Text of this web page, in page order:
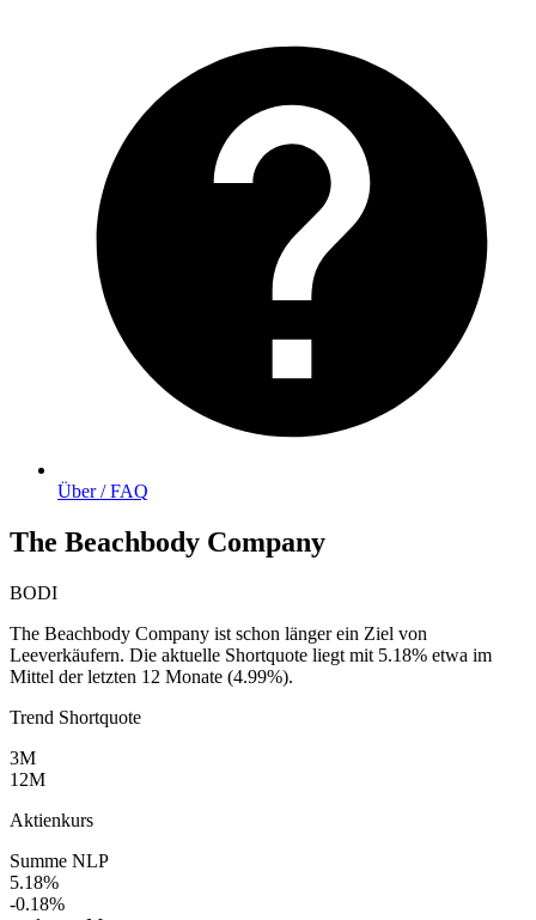
Über / FAQ
The Beachbody Company
BODI
The Beachbody Company ist schon länger ein Ziel von
Leeverkäufern. Die aktuelle Shortquote liegt mit 5.18% etwa im
Mittel der letzten 12 Monate (4.99%).
Trend Shortquote
3M
12M
Aktienkurs
Summe NLP
5.18%
-0.18%